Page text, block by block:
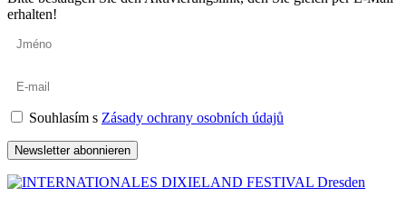
erhalten!
Souhlasím s Zásady ochrany osobních údajů
Newsletter abonnieren